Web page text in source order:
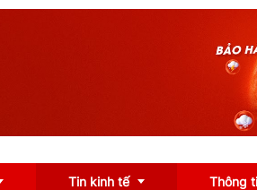
Tin kinh tế Thông